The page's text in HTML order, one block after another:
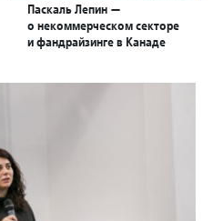
Паскаль Лепин —
о некоммерческом секторе
и фандрайзинге в Канаде